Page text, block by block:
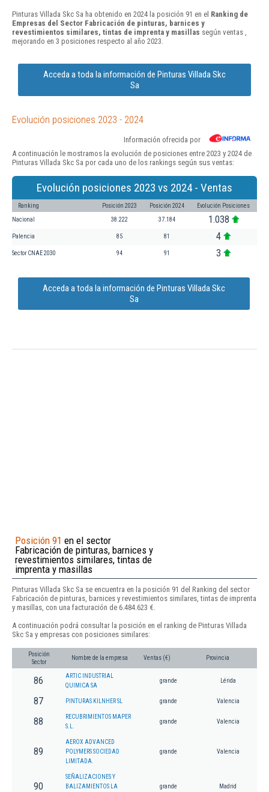
Pinturas Villada Skc Sa ha obtenido en 2024 la posición 91 en el Ranking de
Empresas del Sector Fabricación de pinturas, barnices y
revestimientos similares, tintas de imprenta y masillas según ventas ,
mejorando en 3 posiciones respecto al año 2023.
Acceda a toda la información de Pinturas Villada Skc
Sa
Evolución posiciones 2023 - 2024
Información ofrecida por
A continuación le mostramos la evolución de posiciones entre 2023 y 2024 de
Pinturas Villada Skc Sa por cada uno de los rankings según sus ventas:
Evolución posiciones 2023 vs 2024 - Ventas
Ranking Posición 2023 Posición 2024 Evolución Posiciones
Nacional 38.222 37.184 1.038
Palencia 85 81 4
Sector CNAE 2030 94 91 3
Acceda a toda la información de Pinturas Villada Skc
Sa
Posición 91 en el sector
Fabricación de pinturas, barnices y
revestimientos similares, tintas de
imprenta y masillas
Pinturas Villada Skc Sa se encuentra en la posición 91 del Ranking del sector
Fabricación de pinturas, barnices y revestimientos similares, tintas de imprenta
y masillas, con una facturación de 6.484.623 €.
A continuación podrá consultar la posición en el ranking de Pinturas Villada
Skc Sa y empresas con posiciones similares:
Posición
Sector
Nombre de la empresa Ventas (€) Provincia
86
ARTIC INDUSTRIAL
QUIMICA SA
grande Lérida
87 PINTURAS KILNHER SL grande Valencia
88
RECUBRIMIENTOS MAPER
S.L.
grande Valencia
89
AEROX ADVANCED
POLYMERS SOCIEDAD
LIMITADA.
grande Valencia
90
SEÑALIZACIONES Y
BALIZAMIENTOS LA
grande Madrid